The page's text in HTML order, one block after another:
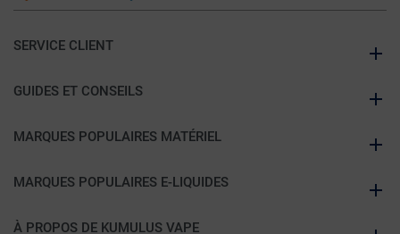
SERVICE CLIENT
GUIDES ET CONSEILS
MARQUES POPULAIRES MATÉRIEL
MARQUES POPULAIRES E-LIQUIDES
À PROPOS DE KUMULUS VAPE